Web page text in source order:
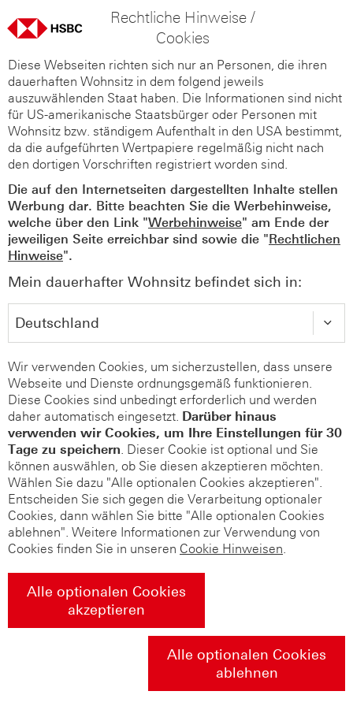
Rechtliche Hinweise /
Cookies
Diese Webseiten richten sich nur an Personen, die ihren
dauerhaften Wohnsitz in dem folgend jeweils
auszuwählenden Staat haben. Die Informationen sind nicht
für US-amerikanische Staatsbürger oder Personen mit
Wohnsitz bzw. ständigem Aufenthalt in den USA bestimmt,
da die aufgeführten Wertpapiere regelmäßig nicht nach
den dortigen Vorschriften registriert worden sind.
Die auf den Internetseiten dargestellten Inhalte stellen
Werbung dar. Bitte beachten Sie die Werbehinweise,
welche über den Link "Werbehinweise" am Ende der
jeweiligen Seite erreichbar sind sowie die "Rechtlichen
Hinweise".
Mein dauerhafter Wohnsitz befindet sich in:
Wir verwenden Cookies, um sicherzustellen, dass unsere
Webseite und Dienste ordnungsgemäß funktionieren.
Diese Cookies sind unbedingt erforderlich und werden
daher automatisch eingesetzt. Darüber hinaus
verwenden wir Cookies, um Ihre Einstellungen für 30
Tage zu speichern. Dieser Cookie ist optional und Sie
können auswählen, ob Sie diesen akzeptieren möchten.
Wählen Sie dazu "Alle optionalen Cookies akzeptieren".
Entscheiden Sie sich gegen die Verarbeitung optionaler
Cookies, dann wählen Sie bitte "Alle optionalen Cookies
ablehnen". Weitere Informationen zur Verwendung von
Cookies finden Sie in unseren Cookie Hinweisen.
Alle optionalen Cookies
akzeptieren
Alle optionalen Cookies
ablehnen